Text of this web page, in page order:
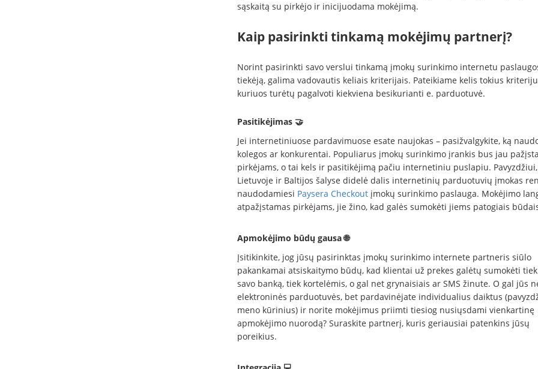
sąskaitą su pirkėjo ir inicijuodama mokėjimą.
Kaip pasirinkti tinkamą mokėjimų partnerį?
Norint pasirinkti savo verslui tinkamą įmokų surinkimo internetu
tiekėją, galima vadovautis keliais kriterijais. Pateikiame kelis tokius
kuriuos turėtų pagalvoti kiekviena besikurianti e. parduotuvė.
Pasitikėjimas 🤝
Jei internetiniuose pardavimuose esate naujokas – pasižvalgykite, ką
kolegos ar konkurentai. Populiarus įmokų surinkimo įrankis bus jau
pirkėjams, o tai kels ir pasitikėjimą pačiu internetiniu puslapiu. Pavyzdžiui,
Lietuvoje ir Baltijos šalyse didelė dalis internetinių parduotuvių įmokas
naudodamiesi Paysera Checkoutįmokų surinkimo paslauga. Mokėjimo
atpažįstamas pirkėjams, jie žino, kad galės sumokėti jiems patogiais
Apmokėjimo būdų gausa 🌐
Įsitikinkite, jog jūsų pasirinktas įmokų surinkimo internete partneris siūlo
pakankamai atsiskaitymo būdų, kad klientai už prekes galėtų sumokėti
savo banką, tiek kortelėmis, o gal net grynaisiais ar SMS žinute. O gal jūs
elektroninės parduotuvės, bet pardavinėjate individualius daiktus
meno kūrinius) ir norite mokėjimus priimti tiesiog nusiųsdami vienkartinę
apmokėjimo nuorodą? Suraskite partnerį, kuris geriausiai patenkins jūsų
poreikius.